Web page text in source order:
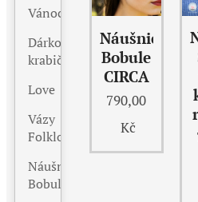
Vánoce
Dárkové
krabičky
Love
Vázy
Folklor
Náušnice
Bobule
Náušnice
Bobule
CIRCA
790,00
Kč